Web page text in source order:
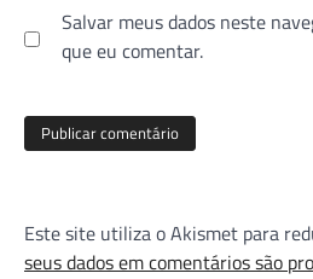
Salvar meus dados neste
que eu comentar.
Este site utiliza o Akismet para
seus dados em comentários são